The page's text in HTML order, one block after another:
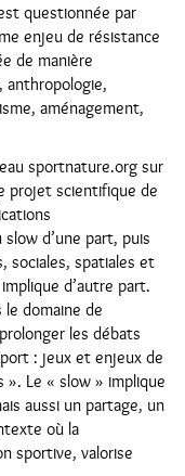
questionnée par
enjeu de résistance
de manière
anthropologie,
aménagement,
sportnature.org sur
projet scientifique de
d’une part, puis
sociales, spatiales et
d’autre part.
le domaine de
les débats
: jeux et enjeux de
Le « slow » implique
aussi un partage, un
où la
sportive, valorise